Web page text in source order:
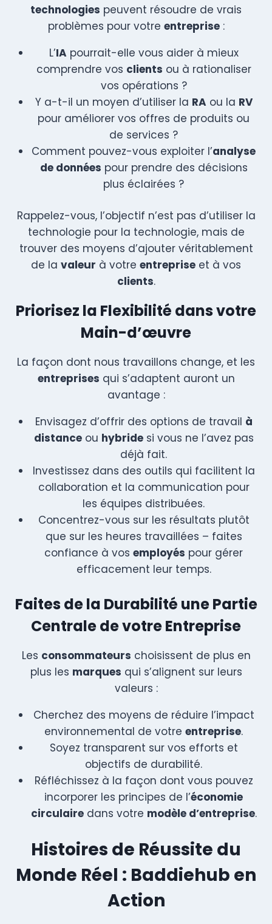
technologies peuvent résoudre de vrais
problèmes pour votre entreprise:
L’IA pourrait-elle vous aider à mieux
comprendre vos clients ou à rationaliser
vos opérations ?
Y a-t-il un moyen d’utiliser la RA ou la RV
pour améliorer vos offres de produits ou
de services ?
Comment pouvez-vous exploiter l’analyse
de données pour prendre des décisions
plus éclairées ?
Rappelez-vous, l’objectif n’est pas d’utiliser la
technologie pour la technologie, mais de
trouver des moyens d’ajouter véritablement
de la valeur à votre entreprise et à vos
clients.
Priorisez la Flexibilité dans votre
Main-d’œuvre
La façon dont nous travaillons change, et les
entreprises qui s’adaptent auront un
avantage :
Envisagez d’offrir des options de travail à
distanceou hybridesi vous ne l’avez pas
déjà fait.
Investissez dans des outils qui facilitent la
collaboration et la communication pour
les équipes distribuées.
Concentrez-vous sur les résultats plutôt
que sur les heures travaillées – faites
confiance à vosemployés pour gérer
efficacement leur temps.
Faites de la Durabilité une Partie
Centrale de votre Entreprise
Les consommateurs choisissent de plus en
plus les marques qui s’alignent sur leurs
valeurs :
Cherchez des moyens de réduire l’impact
environnemental de votreentreprise.
Soyez transparent sur vos efforts et
objectifs de durabilité.
Réfléchissez à la façon dont vous pouvez
incorporer les principes de l’économie
circulairedans votre modèle d’entreprise.
Histoires de Réussite du
Monde Réel : Baddiehub en
Action